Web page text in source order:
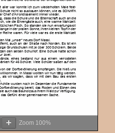
Zoom 100%